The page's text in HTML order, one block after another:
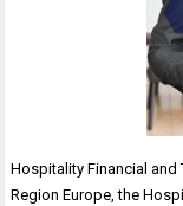
Hospitality Financial and
Region Europe, the